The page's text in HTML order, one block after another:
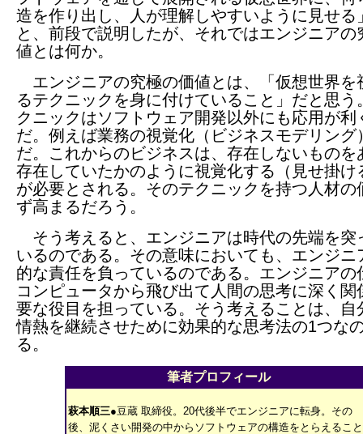
造を作り出し、人が理解しやすいように見せる
と、前段で説明したが、それではエンジニアの
値とは何か。
エンジニアの究極の価値とは、「仮想世界を
るテクニックを身に付けていること」だと思う
クニックはソフトウェア開発以外にも応用が利
だ。例えば業務の視覚化（ビジネスモデリング
だ。これからのビジネスは、存在しないものを
存在していたかのように視覚化する（見せ掛け
が必要とされる。そのテクニックを持つ人材の
ず高まるだろう。
そう考えると、エンジニアは時代の先端を突
いるのである。その意味においても、エンジニ
的な責任を負っているのである。エンジニアの
コンピュータから飛び出て人間の思考に深く関
要な役目を担っている。そう考えることは、自
情熱を継続させために効果的な思考法の1つな
る。
筆者プロフィール
萩本順三●豆蔵 取締役。20代後半でエンジニアに転身。その
後、泥くさい開発の中からソフトウェアの構造をとらえること